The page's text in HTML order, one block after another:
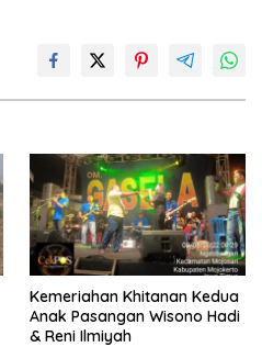
Kemeriahan Khitanan Kedua
Anak Pasangan Wisono Hadi
& Reni Ilmiyah